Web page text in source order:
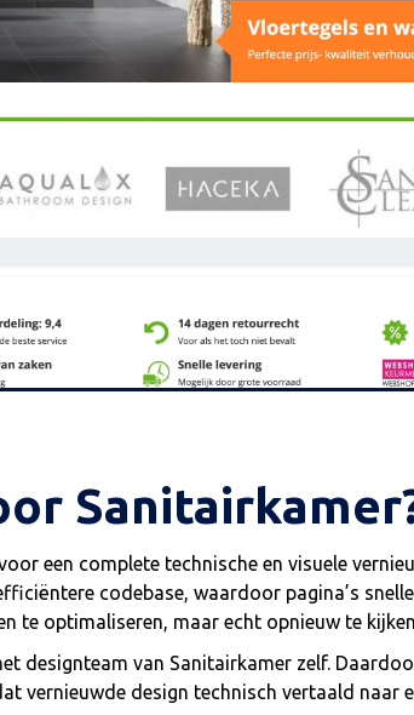
een complete technische en visuele
codebase, waardoor pagina’s
te optimaliseren, maar echt opnieuw te
designteam van Sanitairkamer zelf.
vernieuwde design technisch vertaald naar